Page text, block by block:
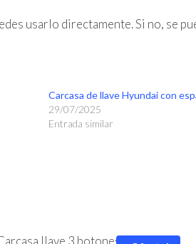
usarlo directamente. Si no, se
Carcasa de llave Hyundai con
29/07/2025
Entrada similar